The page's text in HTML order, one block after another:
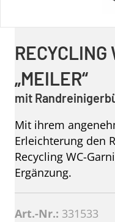
RECYCLING
„MEILER“
mit
Mit ihrem
Erleichterung den
Recycling WC-
Ergänzung.
Art.-Nr.: 331533